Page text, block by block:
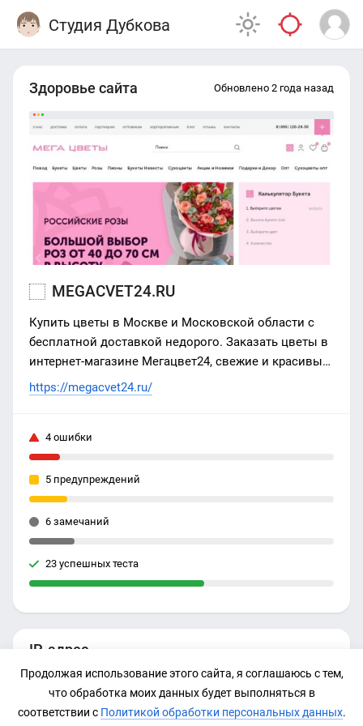
Студия Дубкова
IP-адрес
185.178.208.186
Здоровье сайта Обновлено 2 года назад
MEGACVET24.RU
Купить цветы в Москве и Московской области с
бесплатной доставкой недорого. Заказать цветы в
интернет-магазине Мегацвет24, свежие и красивые
букеты, скидки, акции, фото
https://megacvet24.ru/
4 ошибки
5 предупреждений
6 замечаний
23 успешных теста
Продолжая использование этого сайта, я соглашаюсь с тем,
что обработка моих данных будет выполняться в
соответствии с Политикой обработки персональных данных.